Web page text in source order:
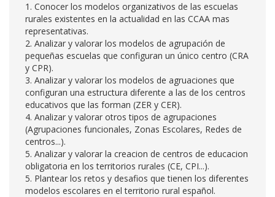
1. Conocer los modelos organizativos de las escuelas
rurales existentes en la actualidad en las CCAA mas
representativas.
2. Analizar y valorar los modelos de agrupación de
pequeñas escuelas que configuran un único centro (CRA
y CPR).
3. Analizar y valorar los modelos de agruaciones que
configuran una estructura diferente a las de los centros
educativos que las forman (ZER y CER).
4. Analizar y valorar otros tipos de agrupaciones
(Agrupaciones funcionales, Zonas Escolares, Redes de
centros...).
5. Analizar y valorar la creacion de centros de educacion
obligatoria en los territorios rurales (CE, CPI...).
5. Plantear los retos y desafios que tienen los diferentes
modelos escolares en el territorio rural español.